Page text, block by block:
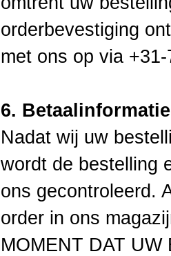
orderbevestiging
met ons op via
6. Betaalinformatie
Nadat wij uw
wordt de bestelling
ons gecontroleerd.
order in ons
MOMENT DAT UW